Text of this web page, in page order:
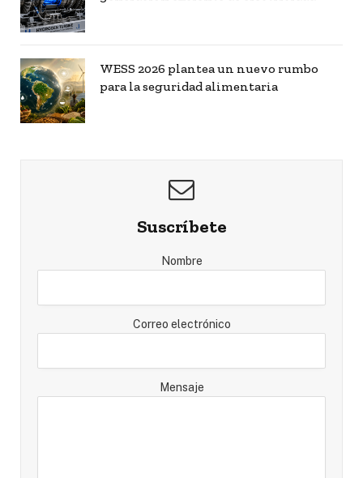
WESS 2026 plantea un nuevo rumbo
para la seguridad alimentaria
Suscríbete
Nombre
Correo electrónico
Mensaje